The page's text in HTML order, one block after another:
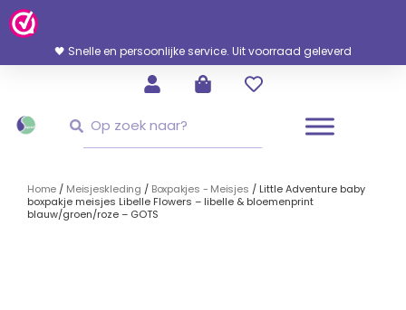
Ga
Naar
Inhoud
🖤 Snelle en persoonlijke service. Uit voorraad geleverd
Home / Meisjeskleding / Boxpakjes - Meisjes / Little Adventure baby
boxpakje meisjes Libelle Flowers – libelle & bloemenprint
blauw/groen/roze – GOTS